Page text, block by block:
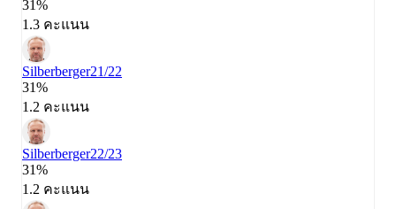
31%
1.3 คะแนน
Silberberger21/22
31%
1.2 คะแนน
Silberberger22/23
31%
1.2 คะแนน